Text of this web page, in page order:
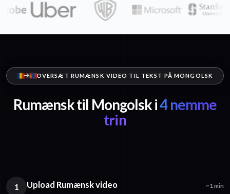
OVERSÆT RUMÆNSK VIDEO TIL TEKST PÅ MONGOLSK
Rumænsk til Mongolsk i4 nemme
trin
1 Upload Rumænsk video ~1 min